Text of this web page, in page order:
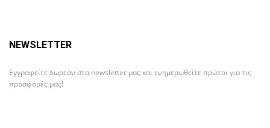
NEWSLETTER
Εγγραφείτε δωρεάν στα newsletter μας και ενημερωθείτε πρώτοι για τις
προσφορές μας!